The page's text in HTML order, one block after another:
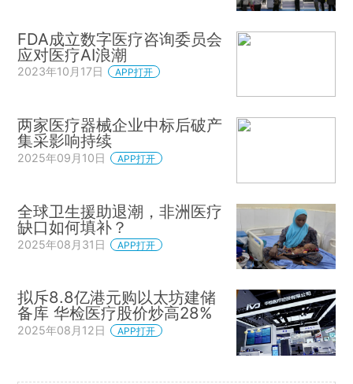
FDA成立数字医疗咨询委员会
应对医疗AI浪潮
2023年10月17日 APP打开
两家医疗器械企业中标后破产
集采影响持续
2025年09月10日 APP打开
全球卫生援助退潮，非洲医疗
缺口如何填补？
2025年08月31日 APP打开
拟斥8.8亿港元购以太坊建储
备库 华检医疗股价炒高28%
2025年08月12日 APP打开